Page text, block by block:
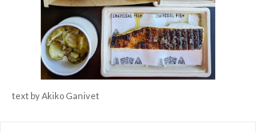
text by Akiko Ganivet